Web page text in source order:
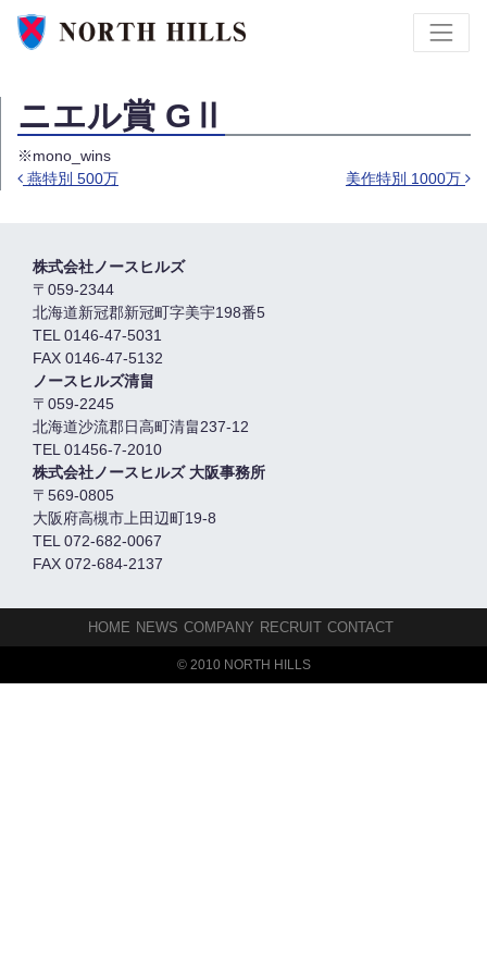
ニエル賞 GⅡ
※mono_wins
燕特別 500万 美作特別 1000万
株式会社ノースヒルズ
〒059-2344
北海道新冠郡新冠町字美宇198番5
TEL 0146-47-5031
FAX 0146-47-5132
ノースヒルズ清畠
〒059-2245
北海道沙流郡日高町清畠237-12
TEL 01456-7-2010
株式会社ノースヒルズ 大阪事務所
〒569-0805
大阪府高槻市上田辺町19-8
TEL 072-682-0067
FAX 072-684-2137
HOME NEWS COMPANY RECRUIT CONTACT
© 2010 NORTH HILLS